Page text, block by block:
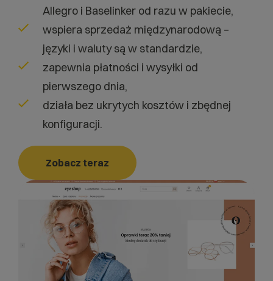
Allegro i Baselinker od razu w pakiecie,
wspiera sprzedaż międzynarodową –
języki i waluty są w standardzie,
zapewnia płatności i wysyłki od
pierwszego dnia,
działa bez ukrytych kosztów i zbędnej
konfiguracji.
Zobacz teraz